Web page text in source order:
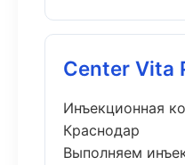
Center Vita
Инъекционная
Краснодар
Выполняем